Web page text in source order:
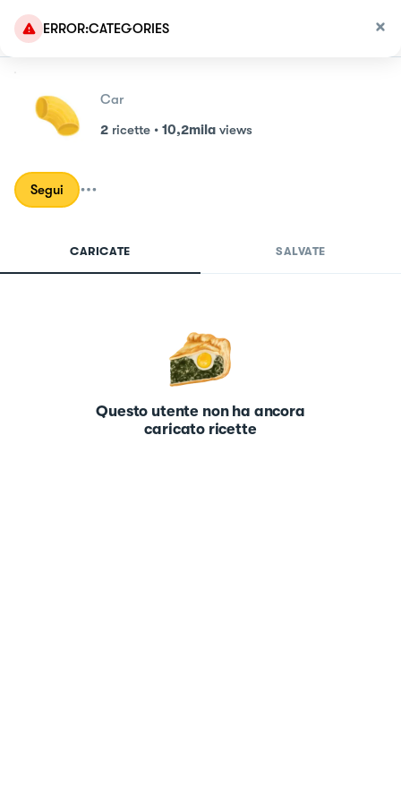
ERROR:CATEGORIES
Car
2 ricette • 10,2mila views
Segui
CARICATE SALVATE
Questo utente non ha ancora
caricato ricette